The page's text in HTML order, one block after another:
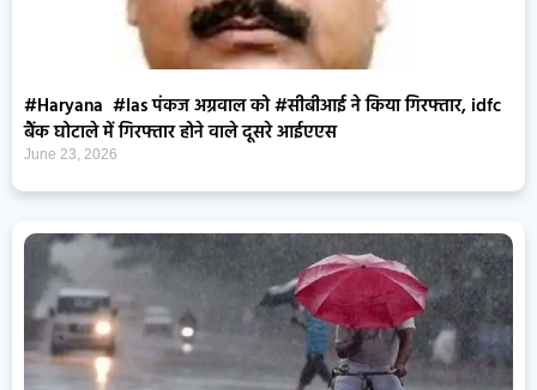
#Haryana #Ias पंकज अग्रवाल को #सीबीआई ने किया गिरफ्तार, idfc
बैंक घोटाले में गिरफ्तार होने वाले दूसरे आईएएस
June 23, 2026